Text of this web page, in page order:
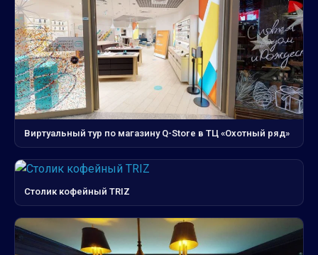
Виртуальный тур по магазину Q-Store в ТЦ «Охотный ряд»
Столик кофейный TRIZ